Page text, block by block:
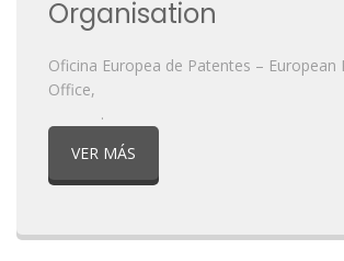
Organisation
Oficina Europea de Patentes – European
.
VER MÁS